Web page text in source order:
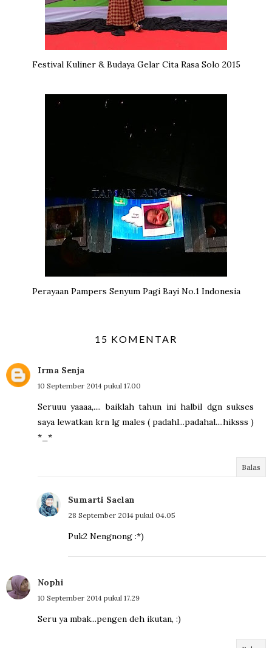
Festival Kuliner & Budaya Gelar Cita Rasa Solo 2015
Perayaan Pampers Senyum Pagi Bayi No.1 Indonesia
15 KOMENTAR
Irma Senja
10 September 2014 pukul 17.00
Seruuu yaaaa,.... baiklah tahun ini halbil dgn sukses
saya lewatkan krn lg males ( padahl...padahal....hiksss )
*_*
Balas
Sumarti Saelan
28 September 2014 pukul 04.05
Puk2 Nengnong :*)
Nophi
10 September 2014 pukul 17.29
Seru ya mbak...pengen deh ikutan, :)